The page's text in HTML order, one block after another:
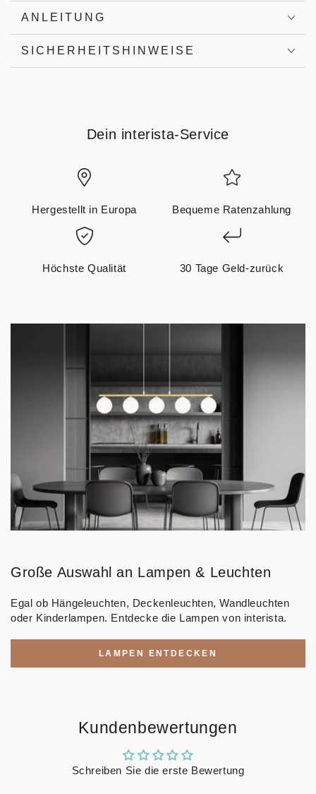
ANLEITUNG
SICHERHEITSHINWEISE
Dein interista-Service
Hergestellt in Europa Bequeme Ratenzahlung
Höchste Qualität 30 Tage Geld-zurück
Große Auswahl an Lampen & Leuchten
Egal ob Hängeleuchten, Deckenleuchten, Wandleuchten
oder Kinderlampen. Entdecke die Lampen von interista.
LAMPEN ENTDECKEN
Kundenbewertungen
Schreiben Sie die erste Bewertung